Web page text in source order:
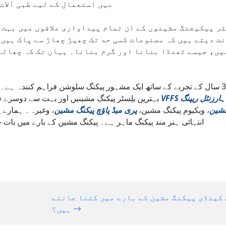
میں استعمال کے لیے طبی
پیکیجنگ مشینوں کے ان تمام پیداواری علاقوں میں
دیتے ہیں کہ مصنوعات کسی حد تک چھیڑ چھاڑ سے پاک
ہیں، جیسے ٹھنڈا بنانا اور گرم بنانا۔ یہاں تک کہ
ہارزنٹل ریپنگ
، ویکیوم پیکنگ مشین،پری میڈ پاؤچ پیکنگ مشین، وغیرہ۔
انتہائی ہنر مند پیکنگ ماہر ہے۔ پیکنگ مشین کے بارے میں
کینڈی پیکنگ مشین کے بارے میں کتنا جانتے